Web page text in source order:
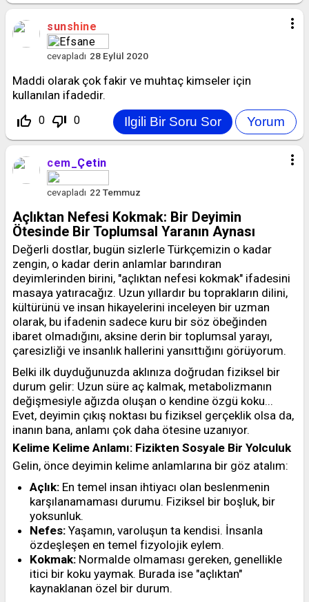
more_vert
sunshine
cevapladı 28 Eylül 2020
Maddi olarak çok fakir ve muhtaç kimseler için
kullanılan ifadedir.
thumb_up_off_alt 0 thumb_down_off_alt 0
more_vert
cem_Çetin
cevapladı 22 Temmuz
Açlıktan Nefesi Kokmak: Bir Deyimin
Ötesinde Bir Toplumsal Yaranın Aynası
Değerli dostlar, bugün sizlerle Türkçemizin o kadar
zengin, o kadar derin anlamlar barındıran
deyimlerinden birini, "açlıktan nefesi kokmak" ifadesini
masaya yatıracağız. Uzun yıllardır bu toprakların dilini,
kültürünü ve insan hikayelerini inceleyen bir uzman
olarak, bu ifadenin sadece kuru bir söz öbeğinden
ibaret olmadığını, aksine derin bir toplumsal yarayı,
çaresizliği ve insanlık hallerini yansıttığını görüyorum.
Belki ilk duyduğunuzda aklınıza doğrudan fiziksel bir
durum gelir: Uzun süre aç kalmak, metabolizmanın
değişmesiyle ağızda oluşan o kendine özgü koku...
Evet, deyimin çıkış noktası bu fiziksel gerçeklik olsa da,
inanın bana, anlamı çok daha ötesine uzanıyor.
Kelime Kelime Anlamı: Fizikten Sosyale Bir Yolculuk
Gelin, önce deyimin kelime anlamlarına bir göz atalım:
Açlık: En temel insan ihtiyacı olan beslenmenin
karşılanamaması durumu. Fiziksel bir boşluk, bir
yoksunluk.
Nefes: Yaşamın, varoluşun ta kendisi. İnsanla
özdeşleşen en temel fizyolojik eylem.
Kokmak: Normalde olmaması gereken, genellikle
itici bir koku yaymak. Burada ise "açlıktan"
kaynaklanan özel bir durum.